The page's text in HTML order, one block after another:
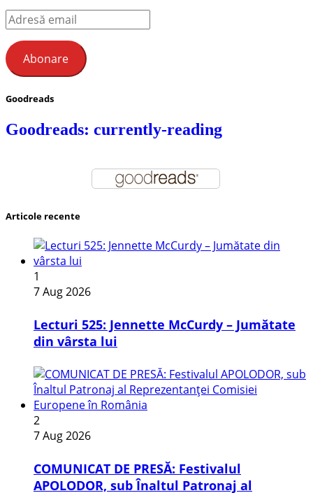
Adresă
email
Abonare
Goodreads
Goodreads: currently-reading
Articole recente
1
7 Aug 2026
Lecturi 525: Jennette McCurdy – Jumătate
din vârsta lui
2
7 Aug 2026
COMUNICAT DE PRESĂ: Festivalul
APOLODOR, sub Înaltul Patronaj al